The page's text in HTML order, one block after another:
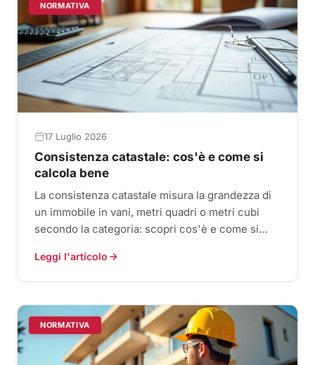
NORMATIVA
17 Luglio 2026
Consistenza catastale: cos'è e come si
calcola bene
La consistenza catastale misura la grandezza di
un immobile in vani, metri quadri o metri cubi
secondo la categoria: scopri cos'è e come si
Leggi l'articolo
NORMATIVA